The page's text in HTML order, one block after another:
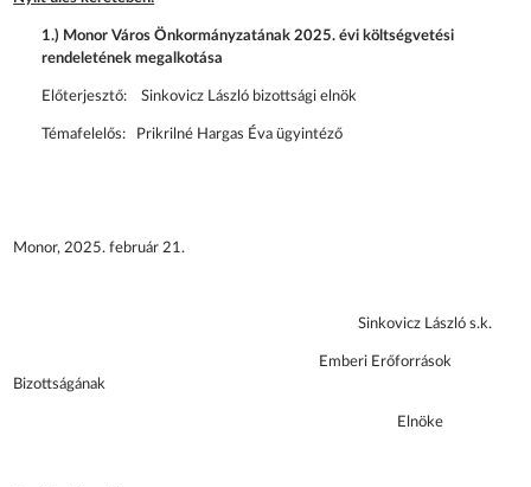
1.) Monor Város Önkormányzatának 2025. évi költségvetési
rendeletének megalkotása
Előterjesztő: Sinkovicz László bizottsági elnök
Témafelelős: Prikrilné Hargas Éva ügyintéző
Monor, 2025. február 21.
Sinkovicz László s.k.
Emberi Erőforrások
Bizottságának
Elnöke